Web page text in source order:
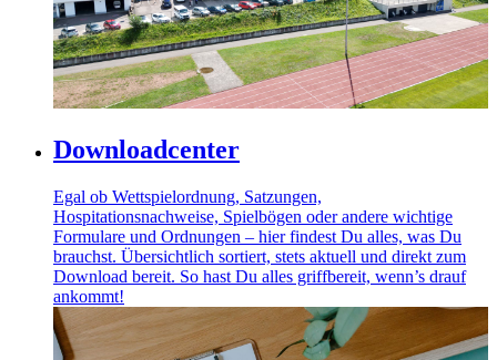
Downloadcenter
Egal ob Wettspielordnung, Satzungen,
Hospitationsnachweise, Spielbögen oder andere wichtige
Formulare und Ordnungen – hier findest Du alles, was Du
brauchst. Übersichtlich sortiert, stets aktuell und direkt zum
Download bereit. So hast Du alles griffbereit, wenn’s drauf
ankommt!